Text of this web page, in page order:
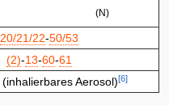
(N)
20/21/22-50/53
(2)-13-60-61
(inhalierbares Aerosol)[6]